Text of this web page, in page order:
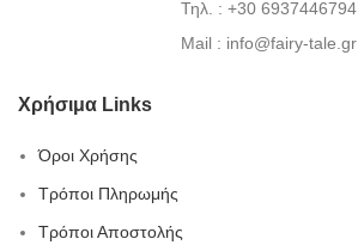
Τηλ. : +30 6937446794
Mail : info@fairy-tale.gr
Χρήσιμα Links
Όροι Χρήσης
Τρόποι Πληρωμής
Τρόποι Αποστολής